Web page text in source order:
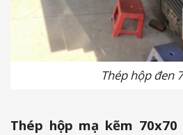
Thép hộp đen
Thép hộp mạ kẽm 70x70